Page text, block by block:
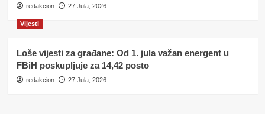
redakcion 27 Jula, 2026
Vijesti
Loše vijesti za građane: Od 1. jula važan energent u
FBiH poskupljuje za 14,42 posto
redakcion 27 Jula, 2026